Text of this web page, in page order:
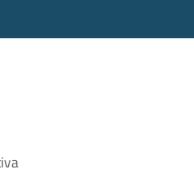
ricerca